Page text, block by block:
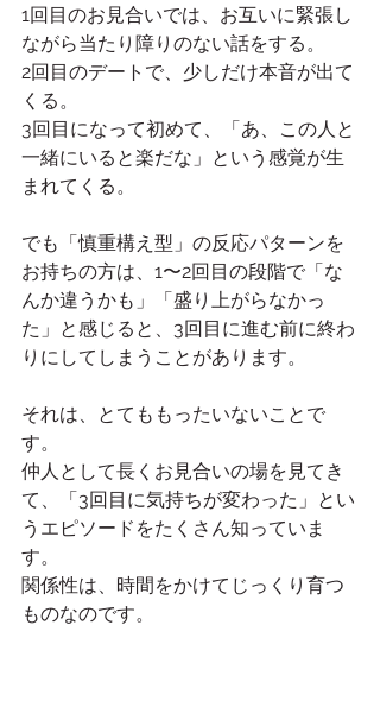
1回目のお見合いでは、お互いに緊張し
ながら当たり障りのない話をする。
2回目のデートで、少しだけ本音が出て
くる。
3回目になって初めて、「あ、この人と
一緒にいると楽だな」という感覚が生
まれてくる。
でも「慎重構え型」の反応パターンを
お持ちの方は、1〜2回目の段階で「な
んか違うかも」「盛り上がらなかっ
た」と感じると、3回目に進む前に終わ
りにしてしまうことがあります。
それは、とてももったいないことで
す。
仲人として長くお見合いの場を見てき
て、「3回目に気持ちが変わった」とい
うエピソードをたくさん知っていま
す。
関係性は、時間をかけてじっくり育つ
ものなのです。